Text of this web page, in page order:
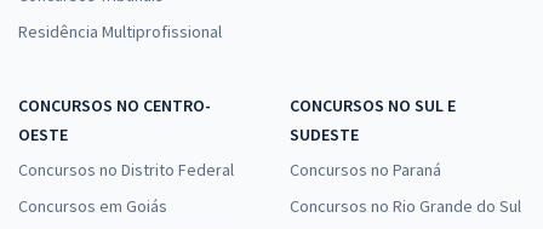
Residência Multiprofissional
CONCURSOS NO CENTRO-
OESTE
Concursos no Distrito Federal
Concursos em Goiás
CONCURSOS NO SUL E
SUDESTE
Concursos no Paraná
Concursos no Rio Grande do Sul